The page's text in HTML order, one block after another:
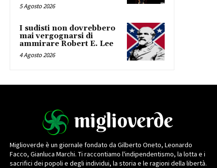
5 Agosto 2026
I sudisti non dovrebbero
mai vergognarsi di
ammirare Robert E. Lee
4 Agosto 2026
Miglioverde è un giornale fondato da Gilberto Oneto, Leonardo
Facco, Gianluca Marchi. Ti raccontiamo l'indipendentismo, la lotta e i
sacrifici dei popoli e degli individui, la storia e le ragioni della libertà.